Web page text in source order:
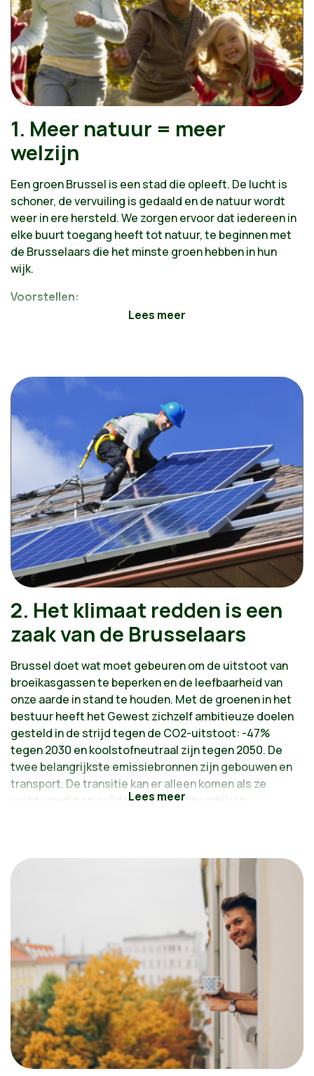
1. Meer natuur = meer
welzijn
Een groen Brussel is een stad die opleeft. De lucht is
schoner, de vervuiling is gedaald en de natuur wordt
weer in ere hersteld. We zorgen ervoor dat iedereen in
elke buurt toegang heeft tot natuur, te beginnen met
de Brusselaars die het minste groen hebben in hun
wijk.
Voorstellen:
Een einde maken aan overmatige verharding door
levende bodem beschermen
Brussel proper maken
Ecologie met respect voor al wat leeft
2. Het klimaat redden is een
zaak van de Brusselaars
Brussel doet wat moet gebeuren om de uitstoot van
broeikasgassen te beperken en de leefbaarheid van
onze aarde in stand te houden. Met de groenen in het
bestuur heeft het Gewest zichzelf ambitieuze doelen
gesteld in de strijd tegen de CO2-uitstoot: -47%
tegen 2030 en koolstofneutraal zijn tegen 2050. De
twee belangrijkste emissiebronnen zijn gebouwen en
transport. De transitie kan er alleen komen als ze
rechtvaardig en solidair is. Het is oneerlijk en
Voorstellen:
Meer Renolution, dé strategie voor meer en
Massale overheidsinvesteringen in de transitie
De transitie versnellen